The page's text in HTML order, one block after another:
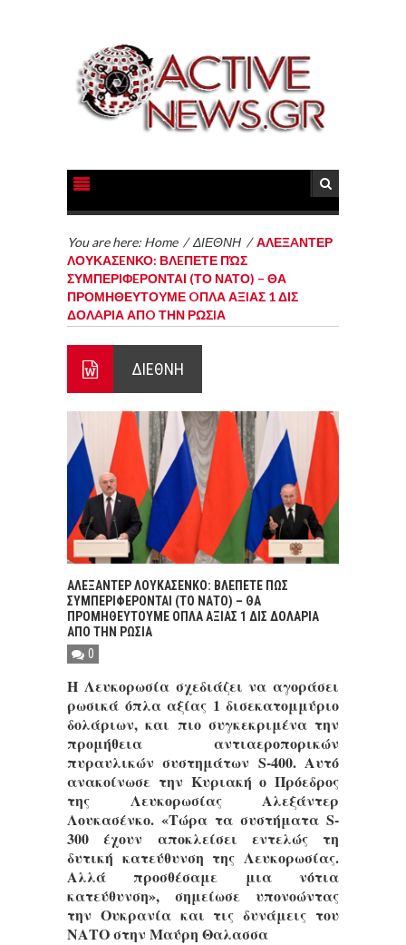
You are here: Home /ΔΙΕΘΝΗ /ΑΛΕΞAΝΤΕΡ
ΛΟΥΚΑΣEΝΚΟ: ΒΛEΠΕΤΕ ΠΏΣ
ΣΥΜΠΕΡΙΦEΡΟΝΤΑΙ (ΤΟ ΝΑΤΟ) – ΘΑ
ΠΡΟΜΗΘΕΥΤΟYΜΕ OΠΛΑ ΑΞIΑΣ 1 ΔΙΣ
ΔΟΛAΡΙΑ ΑΠO ΤΗΝ ΡΩΣIΑ
ΔΙΕΘΝΗ
ΑΛΕΞAΝΤΕΡ ΛΟΥΚΑΣEΝΚΟ: ΒΛEΠΕΤΕ ΠΏΣ
ΣΥΜΠΕΡΙΦEΡΟΝΤΑΙ (ΤΟ ΝΑΤΟ) – ΘΑ
ΠΡΟΜΗΘΕΥΤΟYΜΕ OΠΛΑ ΑΞIΑΣ 1 ΔΙΣ ΔΟΛAΡΙΑ
ΑΠO ΤΗΝ ΡΩΣIΑ
0
Η Λευκορωσία σχεδιάζει να αγοράσει
ρωσικά όπλα αξίας 1 δισεκατομμύριο
δολάριων, και πιο συγκεκριμένα την
προμήθεια αντιαεροπορικών
πυραυλικών συστημάτων S-400. Αυτό
ανακοίνωσε την Κυριακή ο Πρόεδρος
της Λευκορωσίας Αλεξάντερ
Λουκασένκο. «Τώρα τα συστήματα S-
300 έχουν αποκλείσει εντελώς τη
δυτική κατεύθυνση της Λευκορωσίας.
Αλλά προσθέσαμε μια νότια
κατεύθυνση», σημείωσε υπονοώντας
την Ουκρανία και τις δυνάμεις του
ΝΑΤΟ στην Μαύρη Θαλασσα